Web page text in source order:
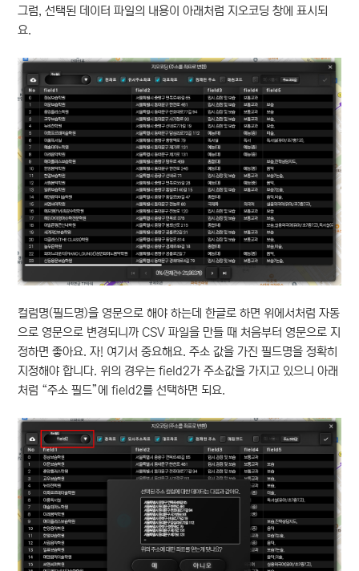
그럼, 선택된 데이터 파일의 내용이 아래처럼 지오코딩 창에 표시되
요.
컬럼명(필드명)을 영문으로 해야 하는데 한글로 하면 위에서처럼 자동
으로 영문으로 변경되니까 CSV 파일을 만들 때 처음부터 영문으로 지
정하면 좋아요. 자! 여기서 중요해요. 주소 값을 가진 필드명을 정확히
지정해야 합니다. 위의 경우는 field2가 주소값을 가지고 있으니 아래
처럼 “주소 필드”에 field2를 선택하면 되요.